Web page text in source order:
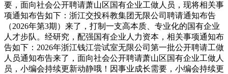
要，面向社会公开聘请萧山区国有企业工做人员，现将相关事
项通知布告如下：浙江交投科教集团无限公司聘请通知布告
（2026年第3期）来了，打制一支高本质、专业化的国有企业
人才步队。经研究，配强国有企业人力资本，相关事项通知布
告如下：2026年浙江钱江尝试室无限公司第一批公开聘请工做
人员通知布告来了，面向社会公开聘请萧山区国有企业工做人
员，小编会持续更新动静哦！因事业成长需要，小编会持续更